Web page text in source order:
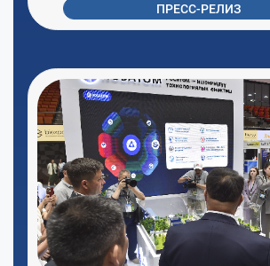
ПРЕСС-РЕЛИЗ